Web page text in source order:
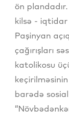
ön
kilsə - iqtidar
Paşinyan
çağırışları
katolikosu
barədə